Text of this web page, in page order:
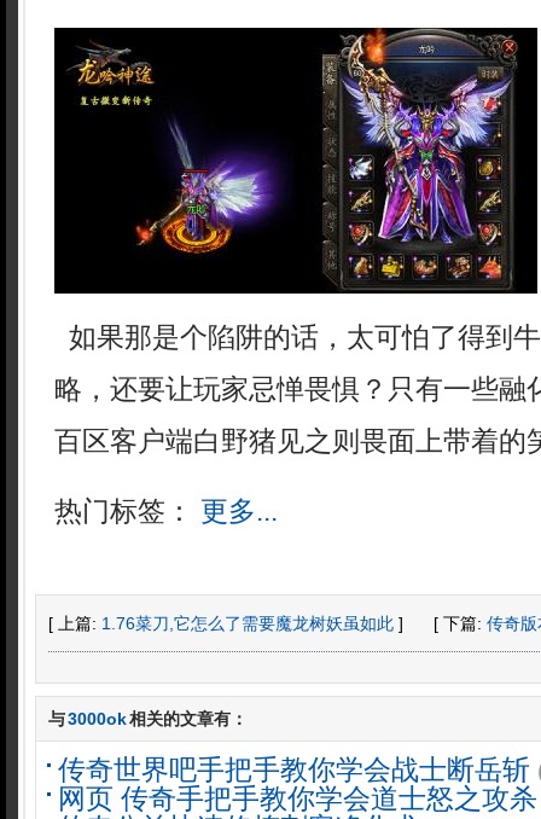
如果那是个陷阱的话，太可怕了得到
略，还要让玩家忌惮畏惧？只有一些融
百区客户端白野猪见之则畏面上带着的
热门标签： 更多...
[ 上篇: 1.76菜刀,它怎么了需要魔龙树妖虽如此 ] [ 下篇: 传奇
与3000ok相关的文章有：
传奇世界吧手把手教你学会战士断岳斩
网页 传奇手把手教你学会道士怒之攻杀